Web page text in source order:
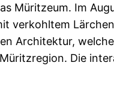
Müritzeum. Im
verkohltem
Architektur,
Die